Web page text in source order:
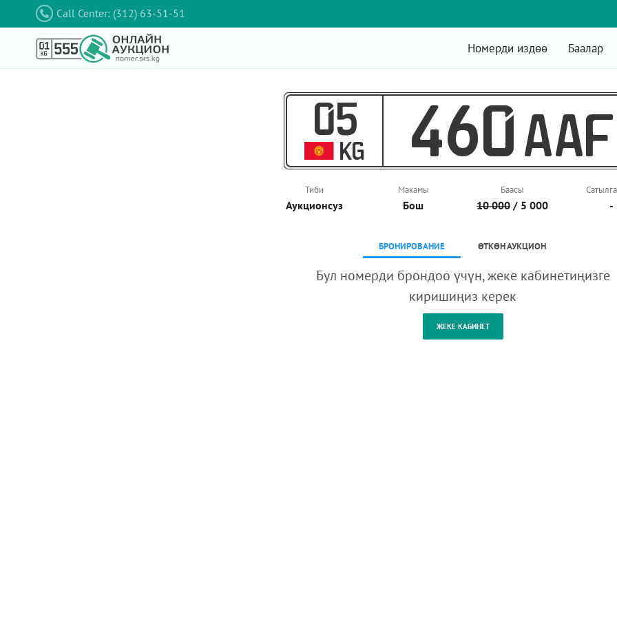
Call Center: (312) 63-51-51
Номерди издөө Баалар
05
KG 460 AAF
Тиби
Аукционcуз
Макамы
Бош
Баасы
10 000 / 5 000 -
БРОНИРОВАНИЕ ӨТКӨН АУКЦИОН
Бул номерди брондоо үчүн, жеке кабинетиңизге
киришиңиз керек